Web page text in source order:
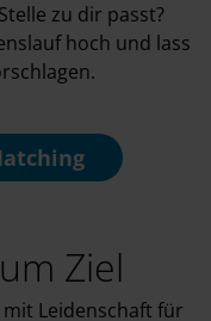
zu dir passt?
hoch und lass
Ziel
Leidenschaft für